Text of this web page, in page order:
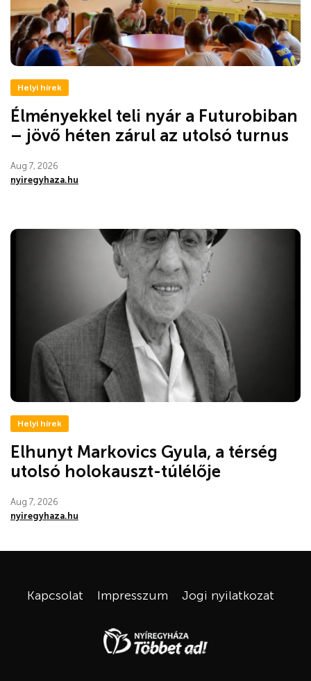
Helyi hírek
Élményekkel teli nyár a Futurobiban
– jövő héten zárul az utolsó turnus
Aug 7, 2026
nyiregyhaza.hu
Helyi hírek
Elhunyt Markovics Gyula, a térség
utolsó holokauszt-túlélője
Aug 7, 2026
nyiregyhaza.hu
Kapcsolat Impresszum Jogi nyilatkozat